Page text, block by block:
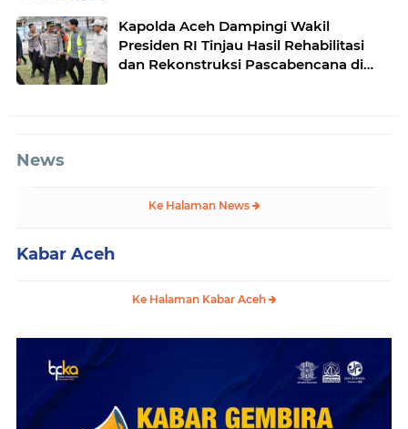
Kapolda Aceh Dampingi Wakil
Presiden RI Tinjau Hasil Rehabilitasi
dan Rekonstruksi Pascabencana di
News
Ke Halaman News
Kabar Aceh
Ke Halaman Kabar Aceh